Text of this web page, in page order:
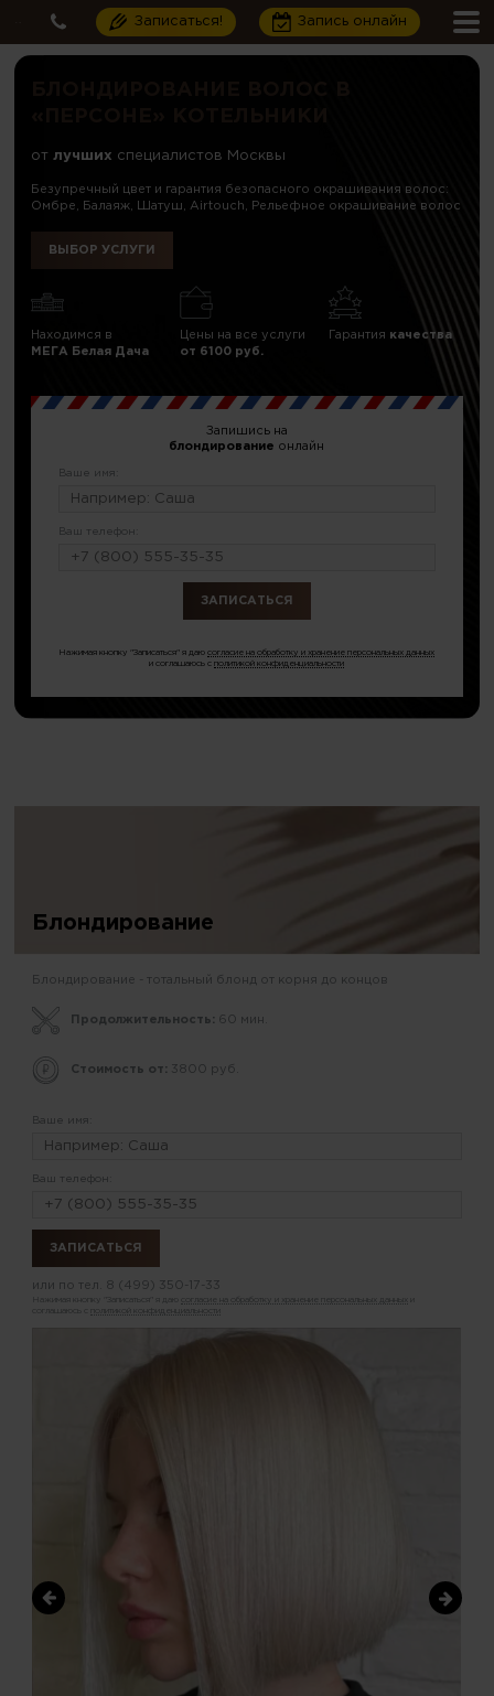
Записаться! Запись онлайн
от лучших специалистов Москвы
Безупречный цвет и гарантия безопасного окрашивания волос:
Омбре, Балаяж, Шатуш, Airtouch, Рельефное окрашивание волос
ВЫБОР УСЛУГИ
Находимся в
МЕГА Белая Дача
Цены на все услуги
от 6100 руб.
Гарантия качества
Запишись на
блондирование онлайн
Ваше имя:
Ваш телефон:
Нажимая кнопку "Записаться" я даюсогласие на обработку и хранение персональных данных
и соглашаюсь сполитикой конфиденциальности
Блондирование
Блондирование - тотальный блонд от корня до концов
Продолжительность: 60 мин.
Стоимость от: 3800 руб.
Ваше имя:
Ваш телефон:
или по тел. 8 (499) 350-17-33
Нажимая кнопку "Записаться" я даю согласие на обработку и хранение персональных данных
политикой конфиденциальности